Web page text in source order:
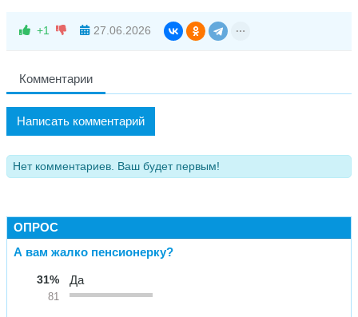
+1 27.06.2026
Комментарии
Написать комментарий
Нет комментариев. Ваш будет первым!
ОПРОС
А вам жалко пенсионерку?
31%
81
Да